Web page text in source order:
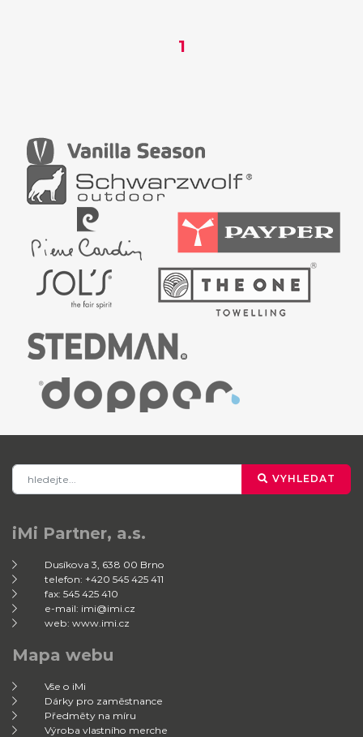
1
VYHLEDAT
iMi Partner, a.s.
Dusíkova 3, 638 00 Brno
telefon: +420 545 425 411
fax: 545 425 410
e-mail: imi@imi.cz
web: www.imi.cz
Mapa webu
Vše o iMi
Dárky pro zaměstnance
Předměty na míru
Výroba vlastního merche